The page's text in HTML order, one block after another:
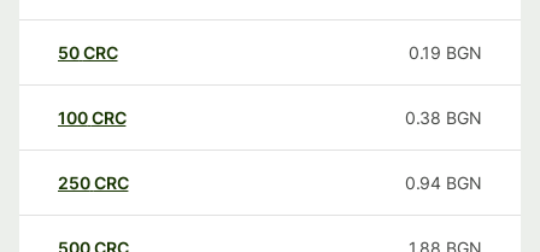
50CRC 0.19 BGN
100CRC 0.38 BGN
250CRC 0.94 BGN